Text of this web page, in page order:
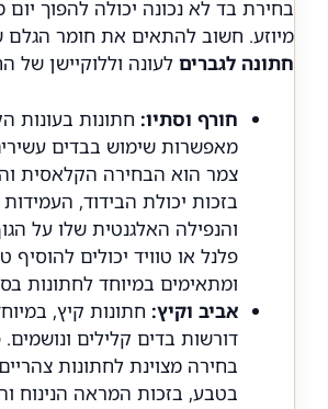
בחירת בד לא נכונה יכולה להפוך יום
מיוזע. חשוב להתאים את חומר הגלם
חתונה לגברים לעונה וללוקיישן של
חורף וסתיו: חתונות בעונות
מאפשרות שימוש בבדים
צמר הוא הבחירה הקלאסית
בזכות יכולת הבידוד,
והנפילה האלגנטית שלו על
פלנל או טוויד יכולים להוסיף
ומתאימים במיוחד לחתונות
אביב וקיץ: חתונות קיץ,
דורשות בדים קלילים
בחירה מצוינת לחתונות
בטבע, בזכות המראה הנינוח